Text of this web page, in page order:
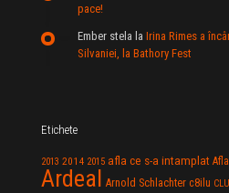
pace!
Ember stela la Irina Rimes a
Silvaniei, la Bathory Fest
Etichete
2013 2014 2015 afla ce s-a intamplat
Ardeal Arnold Schlachter c8ilu